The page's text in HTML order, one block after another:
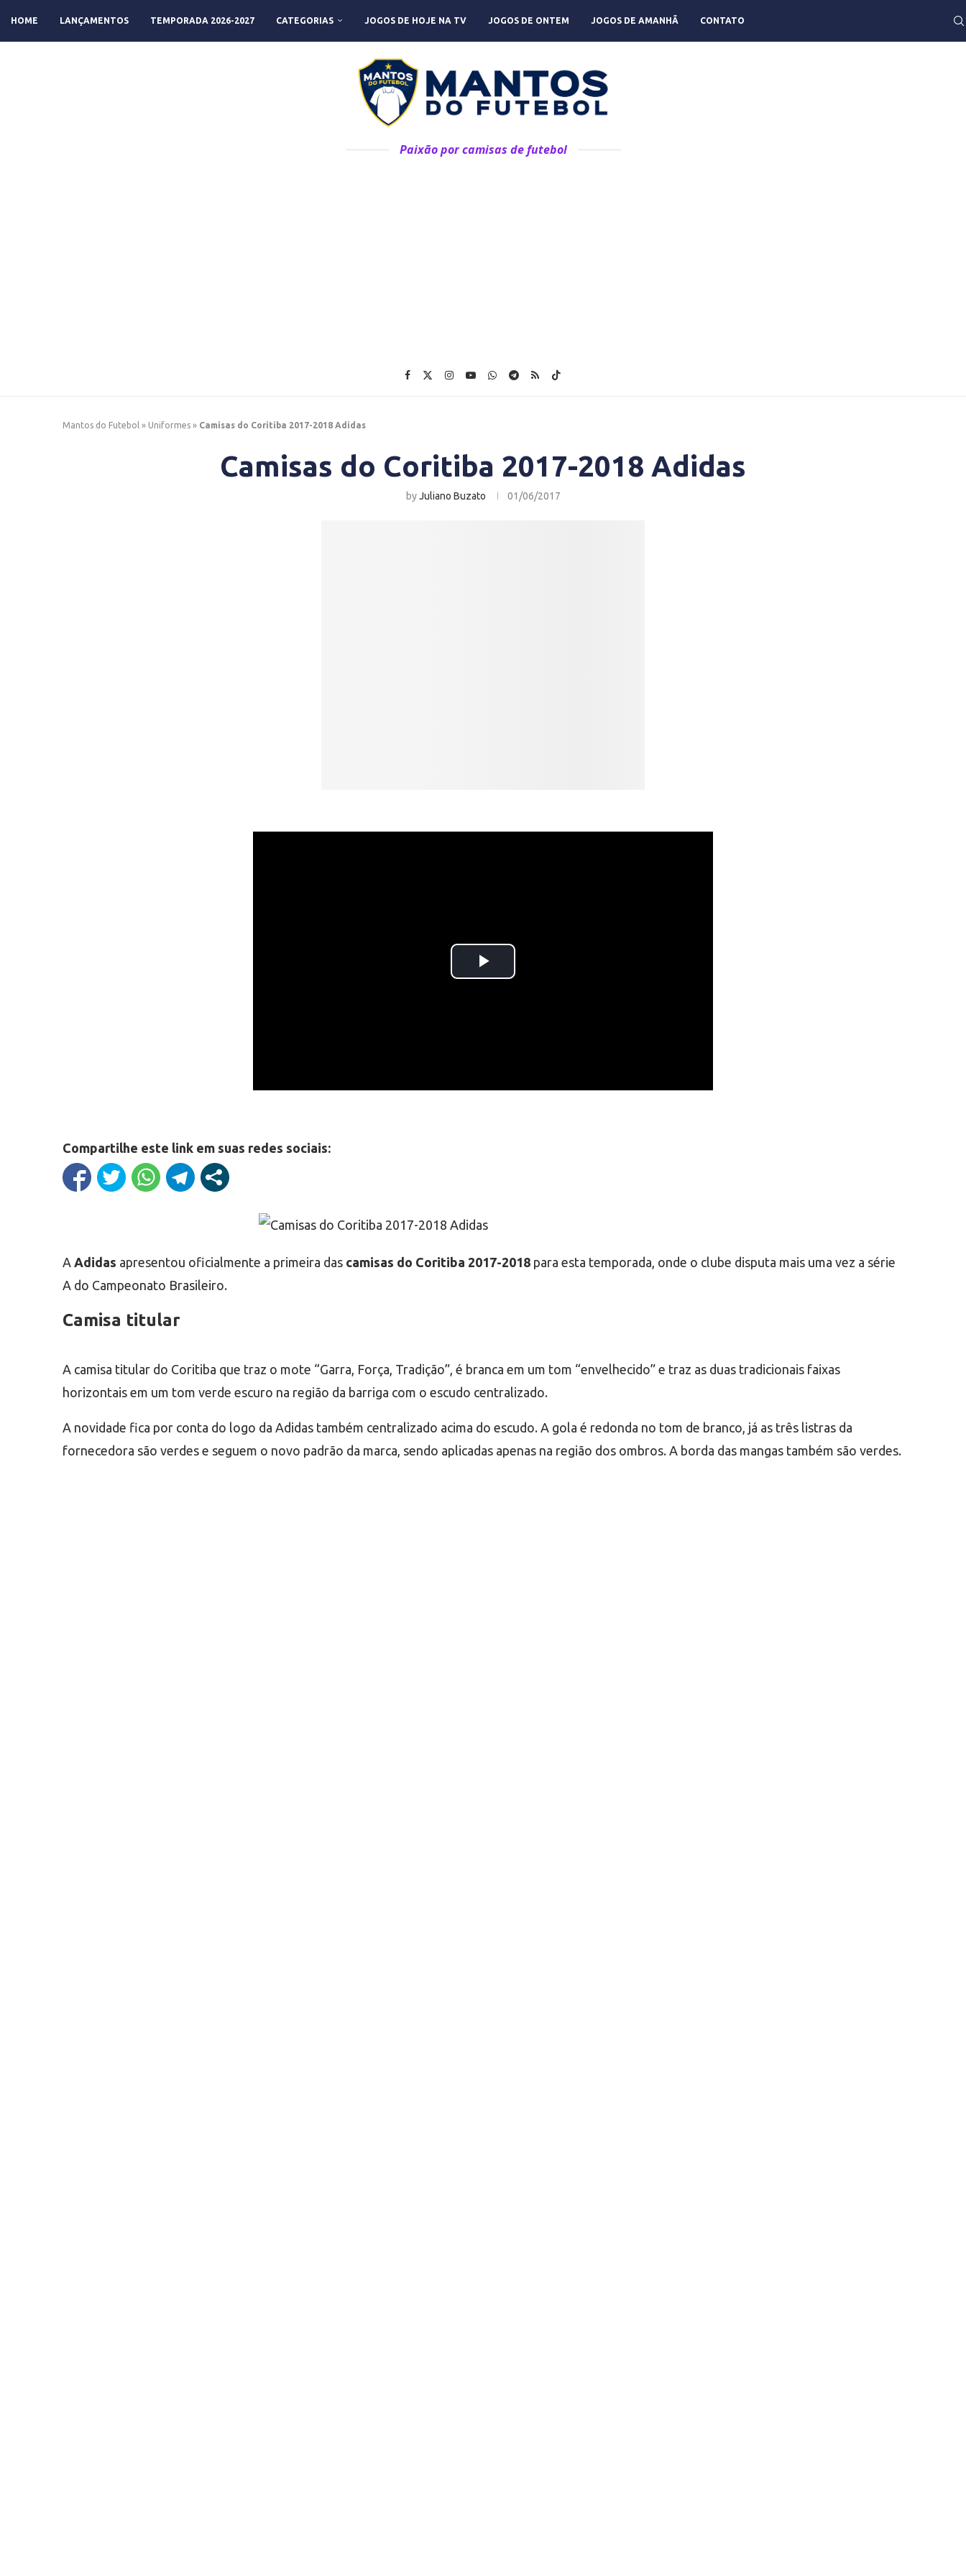
HOME LANÇAMENTOS TEMPORADA 2026-2027 CATEGORIAS JOGOS DE HOJE NA TV JOGOS DE ONTEM JOGOS DE AMANHÃ CONTATO
Paixão por camisas de futebol
Mantos do Futebol » Uniformes » Camisas do Coritiba 2017-2018 Adidas
Camisas do Coritiba 2017-2018 Adidas
byJuliano Buzato 01/06/2017
Compartilhe este link em suas redes sociais:
A Adidas apresentou oficialmente a primeira das camisas do Coritiba 2017-2018 para esta temporada, onde o clube disputa mais uma vez a série
A do Campeonato Brasileiro.
Camisa titular
A camisa titular do Coritiba que traz o mote “Garra, Força, Tradição”, é branca em um tom “envelhecido” e traz as duas tradicionais faixas
horizontais em um tom verde escuro na região da barriga com o escudo centralizado.
A novidade fica por conta do logo da Adidas também centralizado acima do escudo. A gola é redonda no tom de branco, já as três listras da
fornecedora são verdes e seguem o novo padrão da marca, sendo aplicadas apenas na região dos ombros. A borda das mangas também são verdes.